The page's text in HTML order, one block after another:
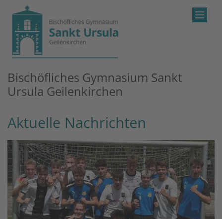
Zum Inhalt springen
Bischöfliches Gymnasium Sankt
Ursula Geilenkirchen
Aktuelle Nachrichten